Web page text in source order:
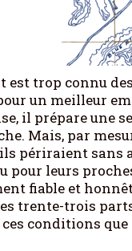
trop connu
un meilleur
il prépare
Mais, par
ils périraient
pour leurs
fiable et
trente-trois
ces conditions